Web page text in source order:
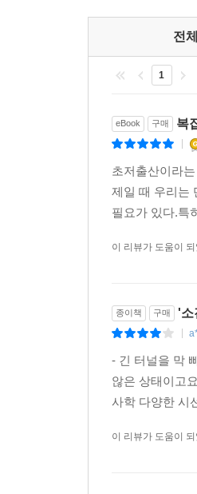
4. 임상심리학자의
“불행에 몰두하는
자잘한 좌절의 경
‘N포세대’ 같은
불안정 애착 등 부
않았기 때문에 아
비혼/비출산의 심
5. 빅데이터 전문가
“집합적인 통계로
산업구조가 바뀌
출산에 대한 부정
전
1
eBook 구매 복
초저출산이라
제일 때 우리는
필요가 있다.특
이 리뷰가 도움이
종이책 구매 '소
- 긴 터널을 막
않은 상태이고
사학 다양한 시
이 리뷰가 도움이